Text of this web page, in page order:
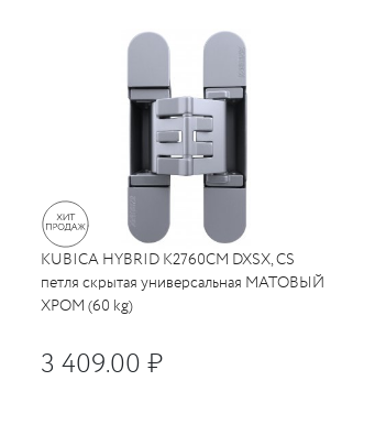
KUBICA HYBRID K2760CM DXSX, CS
петля скрытая универсальная МАТОВЫЙ
ХРОМ (60 kg)
3 409.00 ₽